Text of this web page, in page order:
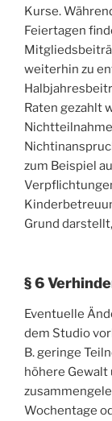
Kurse.
Feiertagen
weiterhin zu
Raten gezahlt
zum Beispiel
Grund
§ 6
Eventuelle
dem Studio
B. geringe
höhere Gewalt
Wochentage